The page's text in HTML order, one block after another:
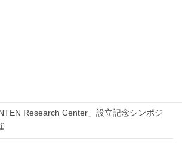
Research Center」設立記念シンポジ